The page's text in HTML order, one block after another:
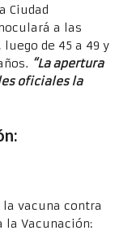
Ciudad
a las
luego de 45 a 49 y
“La apertura
oficiales la
vacuna contra
la Vacunación: